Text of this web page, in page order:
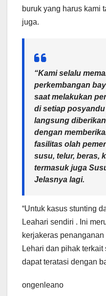
buruk yang harus kami
juga.
“Kami selalu
perkembangan
saat melakukan
di setiap
langsung
dengan
fasilitas olah
susu, telur, beras,
termasuk juga
Jelasnya lagi.
“Untuk kasus stunting
Leahari sendiri . Ini
kerjakeras
Lehari dan pihak
dapat teratasi dengan
ongenleano